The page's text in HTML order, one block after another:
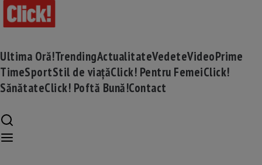
Ultima Oră!TrendingActualitateVedeteVideoPrime
TimeSportStil de viațăClick! Pentru FemeiClick!
SănătateClick! Poftă Bună!Contact